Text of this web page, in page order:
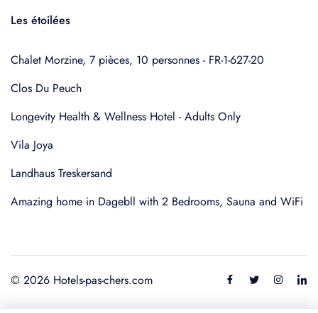
Les étoilées
Chalet Morzine, 7 pièces, 10 personnes - FR-1-627-20
Clos Du Peuch
Longevity Health & Wellness Hotel - Adults Only
Vila Joya
Landhaus Treskersand
Amazing home in Dagebll with 2 Bedrooms, Sauna and WiFi
© 2026 Hotels-pas-chers.com